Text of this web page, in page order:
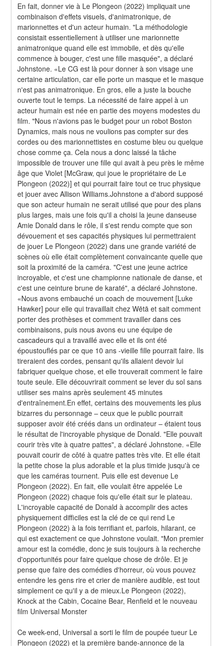
En fait, donner vie à Le Plongeon (2022) impliquait une
combinaison d'effets visuels, d'animatronique, de
marionnettes et d'un acteur humain. "La méthodologie
consistait essentiellement à utiliser une marionnette
animatronique quand elle est immobile, et dès qu'elle
commence à bouger, c'est une fille masquée", a déclaré
Johnstone. «Le CG est là pour donner à son visage une
certaine articulation, car elle porte un masque et le masque
n'est pas animatronique. En gros, elle a juste la bouche
ouverte tout le temps. La nécessité de faire appel à un
acteur humain est née en partie des moyens modestes du
film. "Nous n'avions pas le budget pour un robot Boston
Dynamics, mais nous ne voulions pas compter sur des
cordes ou des marionnettistes en costume bleu ou quelque
chose comme ça. Cela nous a donc laissé la tâche
impossible de trouver une fille qui avait à peu près le même
âge que Violet [McGraw, qui joue le propriétaire de Le
Plongeon (2022)] et qui pourrait faire tout ce truc physique
et jouer avec Allison Williams.Johnstone a d'abord supposé
que son acteur humain ne serait utilisé que pour des plans
plus larges, mais une fois qu'il a choisi la jeune danseuse
Amie Donald dans le rôle, il s'est rendu compte que son
dévouement et ses capacités physiques lui permettraient
de jouer Le Plongeon (2022) dans une grande variété de
scènes où elle était complètement convaincante quelle que
soit la proximité de la caméra. "C'est une jeune actrice
incroyable, et c'est une championne nationale de danse, et
c'est une ceinture brune de karaté", a déclaré Johnstone.
«Nous avons embauché un coach de mouvement [Luke
Hawker] pour elle qui travaillait chez Wētā et sait comment
porter des prothèses et comment travailler dans ces
combinaisons, puis nous avons eu une équipe de
cascadeurs qui a travaillé avec elle et ils ont été
époustouflés par ce que 10 ans -vieille fille pourrait faire. Ils
tireraient des cordes, pensant qu'ils allaient devoir lui
fabriquer quelque chose, et elle trouverait comment le faire
toute seule. Elle découvrirait comment se lever du sol sans
utiliser ses mains après seulement 45 minutes
d'entraînement.En effet, certains des mouvements les plus
bizarres du personnage – ceux que le public pourrait
supposer avoir été créés dans un ordinateur – étaient tous
le résultat de l'incroyable physique de Donald. "Elle pouvait
courir très vite à quatre pattes", a déclaré Johnstone. «Elle
pouvait courir de côté à quatre pattes très vite. Et elle était
la petite chose la plus adorable et la plus timide jusqu'à ce
que les caméras tournent. Puis elle est devenue Le
Plongeon (2022). En fait, elle voulait être appelée Le
Plongeon (2022) chaque fois qu'elle était sur le plateau.
L'incroyable capacité de Donald à accomplir des actes
physiquement difficiles est la clé de ce qui rend Le
Plongeon (2022) à la fois terrifiant et, parfois, hilarant, ce
qui est exactement ce que Johnstone voulait. "Mon premier
amour est la comédie, donc je suis toujours à la recherche
d'opportunités pour faire quelque chose de drôle. Et je
pense que faire des comédies d'horreur, où vous pouvez
entendre les gens rire et crier de manière audible, est tout
simplement ce qu'il y a de mieux.Le Plongeon (2022),
Knock at the Cabin, Cocaine Bear, Renfield et le nouveau
film Universal Monster
Ce week-end, Universal a sorti le film de poupée tueur Le
Plongeon (2022) et la première bande-annonce de la